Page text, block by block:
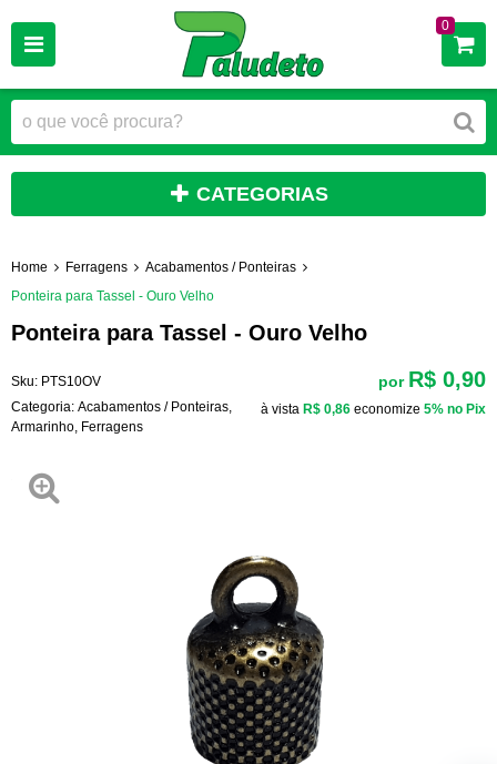
0
CATEGORIAS
Home Ferragens
Acabamentos / Ponteiras
Ponteira para Tassel - Ouro Velho
Ponteira para Tassel - Ouro Velho
Sku: PTS10OV
Categoria: Acabamentos / Ponteiras
Armarinho Ferragens
por R$ 0,90
à vista R$ 0,86 economize 5% no Pix